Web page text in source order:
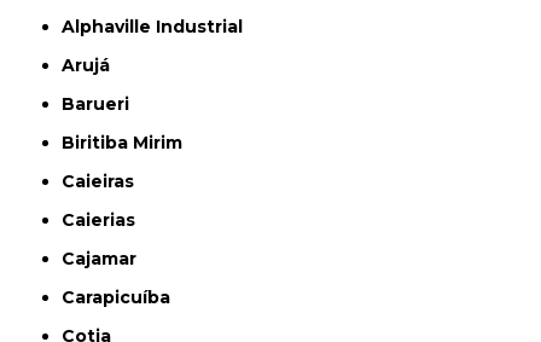
Alphaville Industrial
Arujá
Barueri
Biritiba Mirim
Caieiras
Caierias
Cajamar
Carapicuíba
Cotia